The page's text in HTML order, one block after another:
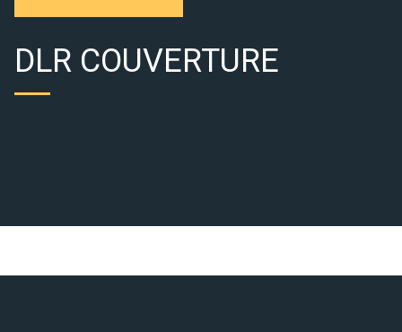
DLR COUVERTURE